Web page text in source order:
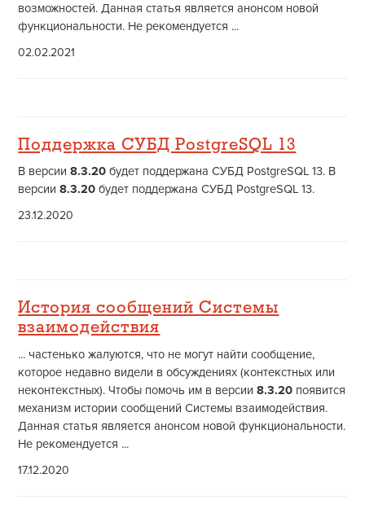
возможностей. Данная статья является анонсом новой
функциональности. Не рекомендуется ...
02.02.2021
Поддержка СУБД PostgreSQL 13
В версии8.3.20 будет поддержана СУБД PostgreSQL 13. В
версии8.3.20 будет поддержана СУБД PostgreSQL 13.
23.12.2020
История сообщений Системы
взаимодействия
... частенько жалуются, что не могут найти сообщение,
которое недавно видели в обсуждениях (контекстных или
неконтекстных). Чтобы помочь им в версии8.3.20 появится
механизм истории сообщений Системы взаимодействия.
Данная статья является анонсом новой функциональности.
Не рекомендуется ...
17.12.2020